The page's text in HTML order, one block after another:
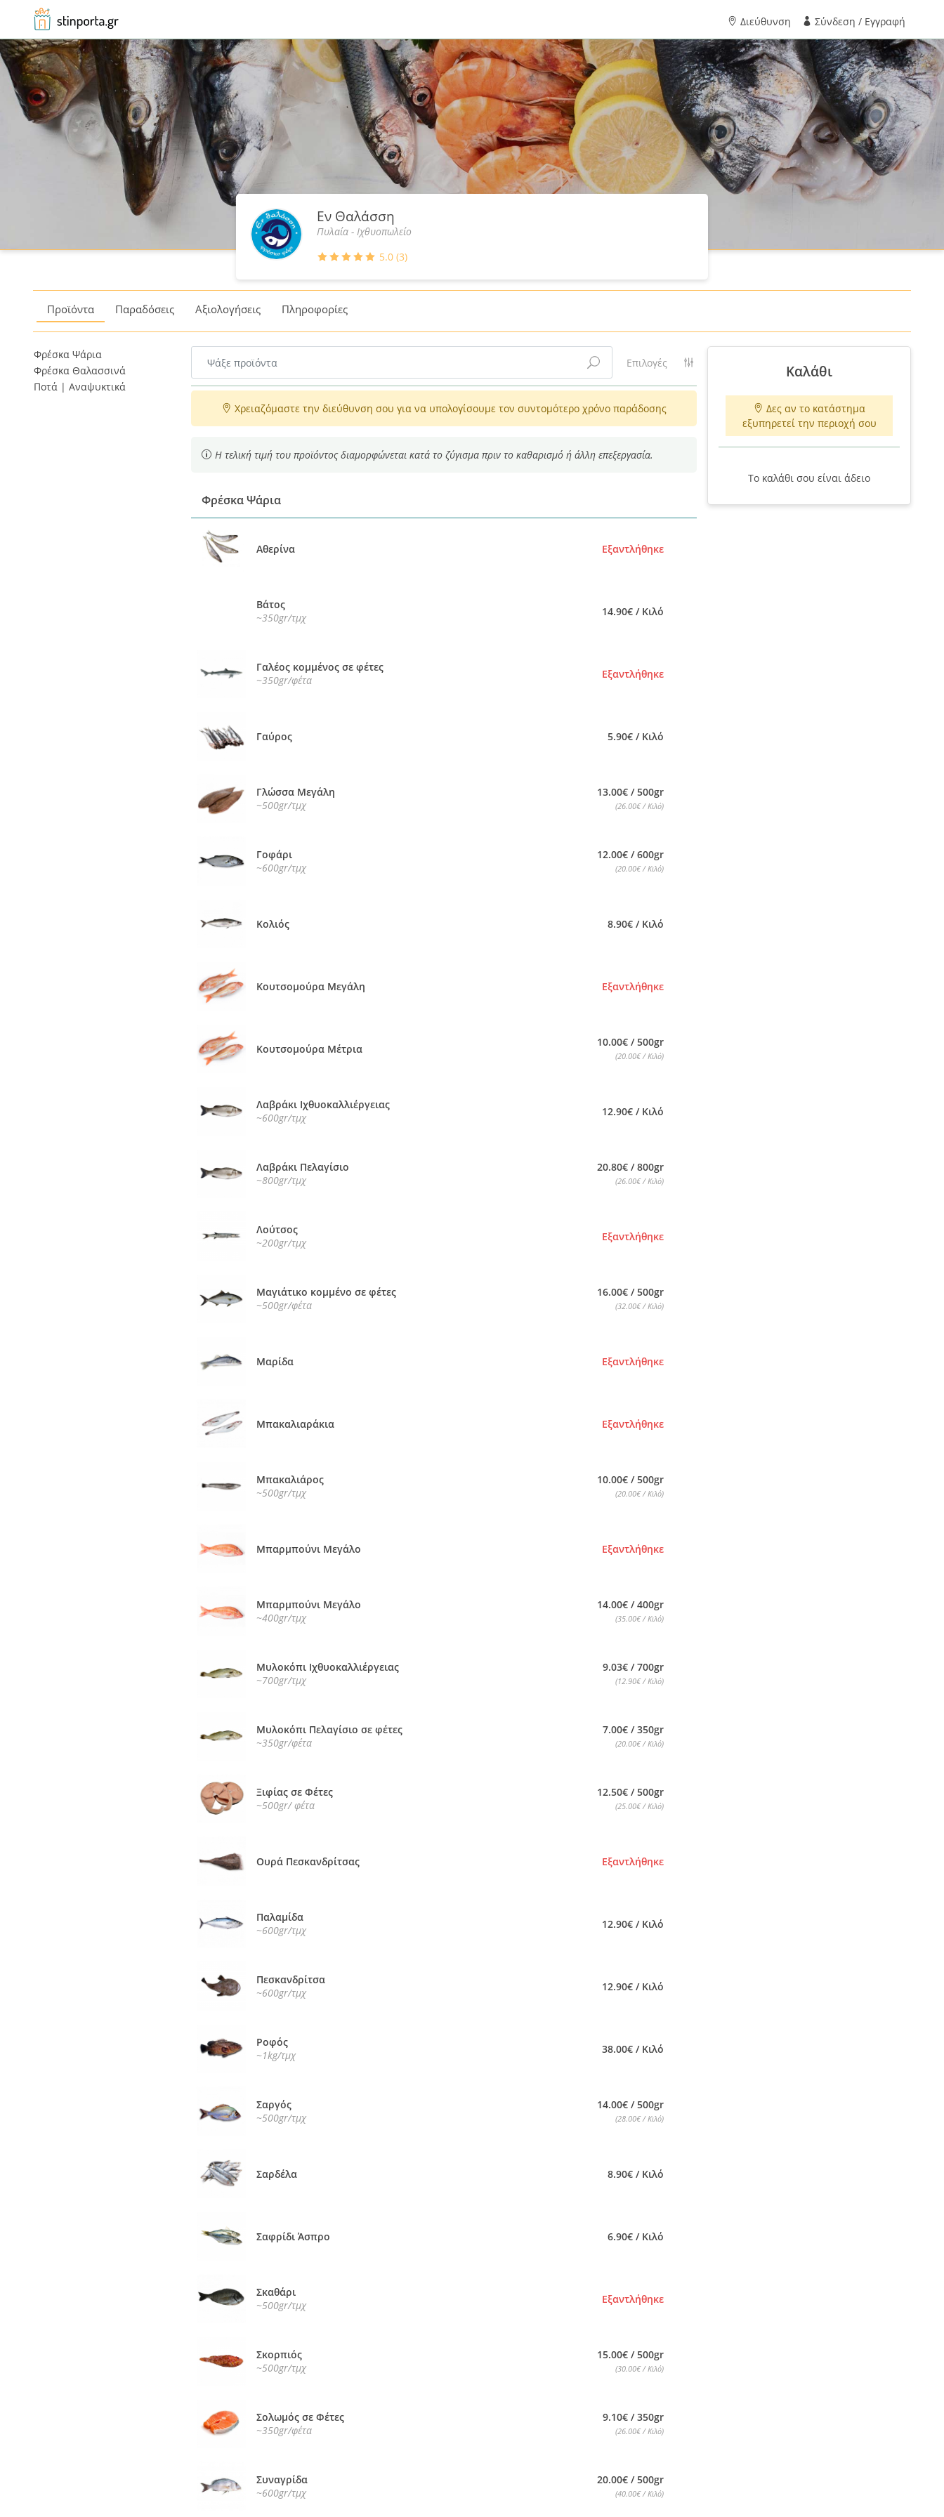
Διεύθυνση Σύνδεση / Εγγραφή
Εν Θαλάσση
Εν Θαλάσση
Πυλαία - Ιχθυοπωλείο
5.0 (3)
Προϊόντα Παραδόσεις Αξιολογήσεις Πληροφορίες
Φρέσκα Ψάρια
Φρέσκα Θαλασσινά
Ποτά | Αναψυκτικά
Επιλογές
Χρειαζόμαστε την διεύθυνση σου για να υπολογίσουμε τον συντομότερο χρόνο παράδοσης
Η τελική τιμή του προϊόντος διαμορφώνεται κατά το ζύγισμα πριν το καθαρισμό ή άλλη επεξεργασία.
Φρέσκα Ψάρια
Αθερίνα Εξαντλήθηκε
Βάτος
~350gr/τμχ
14.90€ / Κιλό
Γαλέος κομμένος σε φέτες
~350gr/φέτα
Εξαντλήθηκε
Γαύρος 5.90€ / Κιλό
Γλώσσα Μεγάλη
~500gr/τμχ
13.00€ / 500gr
(26.00€ / Κιλό)
Γοφάρι
~600gr/τμχ
12.00€ / 600gr
(20.00€ / Κιλό)
Κολιός 8.90€ / Κιλό
Κουτσομούρα Μεγάλη Εξαντλήθηκε
Κουτσομούρα Μέτρια
10.00€ / 500gr
(20.00€ / Κιλό)
Λαβράκι Ιχθυοκαλλιέργειας
~600gr/τμχ
12.90€ / Κιλό
Λαβράκι Πελαγίσιο
~800gr/τμχ
20.80€ / 800gr
(26.00€ / Κιλό)
Λούτσος
~200gr/τμχ
Εξαντλήθηκε
Μαγιάτικο κομμένο σε φέτες
~500gr/φέτα
16.00€ / 500gr
(32.00€ / Κιλό)
Μαρίδα Εξαντλήθηκε
Μπακαλιαράκια Εξαντλήθηκε
Μπακαλιάρος
~500gr/τμχ
10.00€ / 500gr
(20.00€ / Κιλό)
Μπαρμπούνι Μεγάλο Εξαντλήθηκε
Μπαρμπούνι Μεγάλο
~400gr/τμχ
14.00€ / 400gr
(35.00€ / Κιλό)
Μυλοκόπι Ιχθυοκαλλιέργειας
~700gr/τμχ
9.03€ / 700gr
(12.90€ / Κιλό)
Μυλοκόπι Πελαγίσιο σε φέτες
~350gr/φέτα
7.00€ / 350gr
(20.00€ / Κιλό)
Ξιφίας σε Φέτες
~500gr/ φέτα
12.50€ / 500gr
(25.00€ / Κιλό)
Ουρά Πεσκανδρίτσας Εξαντλήθηκε
Παλαμίδα
~600gr/τμχ
12.90€ / Κιλό
Πεσκανδρίτσα
~600gr/τμχ
12.90€ / Κιλό
Ροφός
~1kg/τμχ
38.00€ / Κιλό
Σαργός
~500gr/τμχ
14.00€ / 500gr
(28.00€ / Κιλό)
Σαρδέλα 8.90€ / Κιλό
Σαφρίδι Άσπρο 6.90€ / Κιλό
Σκαθάρι
~500gr/τμχ
Εξαντλήθηκε
Σκορπιός
~500gr/τμχ
15.00€ / 500gr
(30.00€ / Κιλό)
Σολωμός σε Φέτες
~350gr/φέτα
9.10€ / 350gr
(26.00€ / Κιλό)
Συναγρίδα
~600gr/τμχ
20.00€ / 500gr
(40.00€ / Κιλό)
Καλάθι
Δες αν το κατάστημα
εξυπηρετεί την περιοχή σου
Το καλάθι σου είναι άδειο